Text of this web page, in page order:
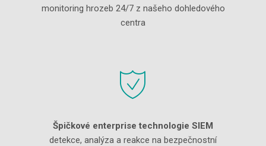
monitoring hrozeb 24/7 z našeho dohledového
centra
Špičkové enterprise technologie SIEM
detekce, analýza a reakce na bezpečnostní